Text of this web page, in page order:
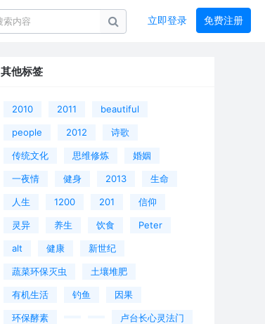
立即登录 免费注册
其他标签
2010 2011 beautiful
people 2012 诗歌
传统文化 思维修炼 婚姻
一夜情 健身 2013 生命
人生 1200 201 信仰
灵异 养生 饮食 Peter
alt 健康 新世纪
蔬菜环保灭虫 土壤堆肥
有机生活 钓鱼 因果
环保酵素 卢台长心灵法门